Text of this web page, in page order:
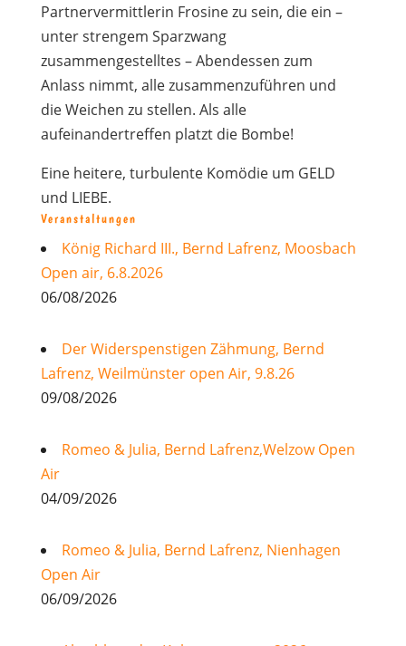
Partnervermittlerin Frosine zu sein, die ein –
unter strengem Sparzwang
zusammengestelltes – Abendessen zum
Anlass nimmt, alle zusammenzuführen und
die Weichen zu stellen. Als alle
aufeinandertreffen platzt die Bombe!
Eine heitere, turbulente Komödie um GELD
und LIEBE.
Veranstaltungen
König Richard III., Bernd Lafrenz, Moosbach
Open air, 6.8.2026
06/08/2026
Der Widerspenstigen Zähmung, Bernd
Lafrenz, Weilmünster open Air, 9.8.26
09/08/2026
Romeo & Julia, Bernd Lafrenz,Welzow Open
Air
04/09/2026
Romeo & Julia, Bernd Lafrenz, Nienhagen
Open Air
06/09/2026